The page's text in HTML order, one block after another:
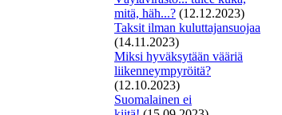
mitä, häh...? (12.12.2023)
Taksit ilman kuluttajansuojaa
(14.11.2023)
Miksi hyväksytään vääriä
liikenneympyröitä?
(12.10.2023)
Suomalainen ei